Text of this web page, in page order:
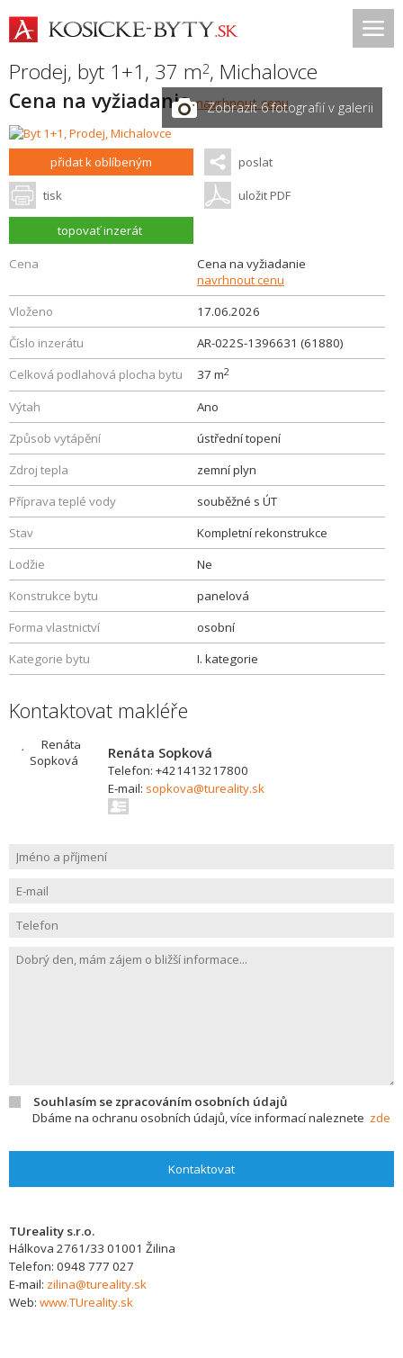
Prodej, byt 1+1, 37 m2, Michalovce
Cena na vyžiadanienavrhnout cenu
Zobrazit 6 fotografií v galerii
přidat k oblíbeným poslat
tisk uložit PDF
topovať inzerát
Cena
Cena na vyžiadanie
navrhnout cenu
Vloženo
17.06.2026
Číslo inzerátu
AR-022S-1396631 (61880)
Celková podlahová plocha bytu
37 m2
Výtah
Ano
Způsob vytápění
ústřední topení
Zdroj tepla
zemní plyn
Příprava teplé vody
souběžné s ÚT
Stav
Kompletní rekonstrukce
Lodžie
Ne
Konstrukce bytu
panelová
Forma vlastnictví
osobní
Kategorie bytu
I. kategorie
Kontaktovat makléře
Renáta Sopková
Telefon: +421413217800
E-mail: sopkova@tureality.sk
Souhlasím se zpracováním osobních údajů
Dbáme na ochranu osobních údajů, více informací naleznete zde
Kontaktovat
TUreality s.r.o.
Hálkova 2761/33 01001 Žilina
Telefon: 0948 777 027
E-mail: zilina@tureality.sk
Web: www.TUreality.sk